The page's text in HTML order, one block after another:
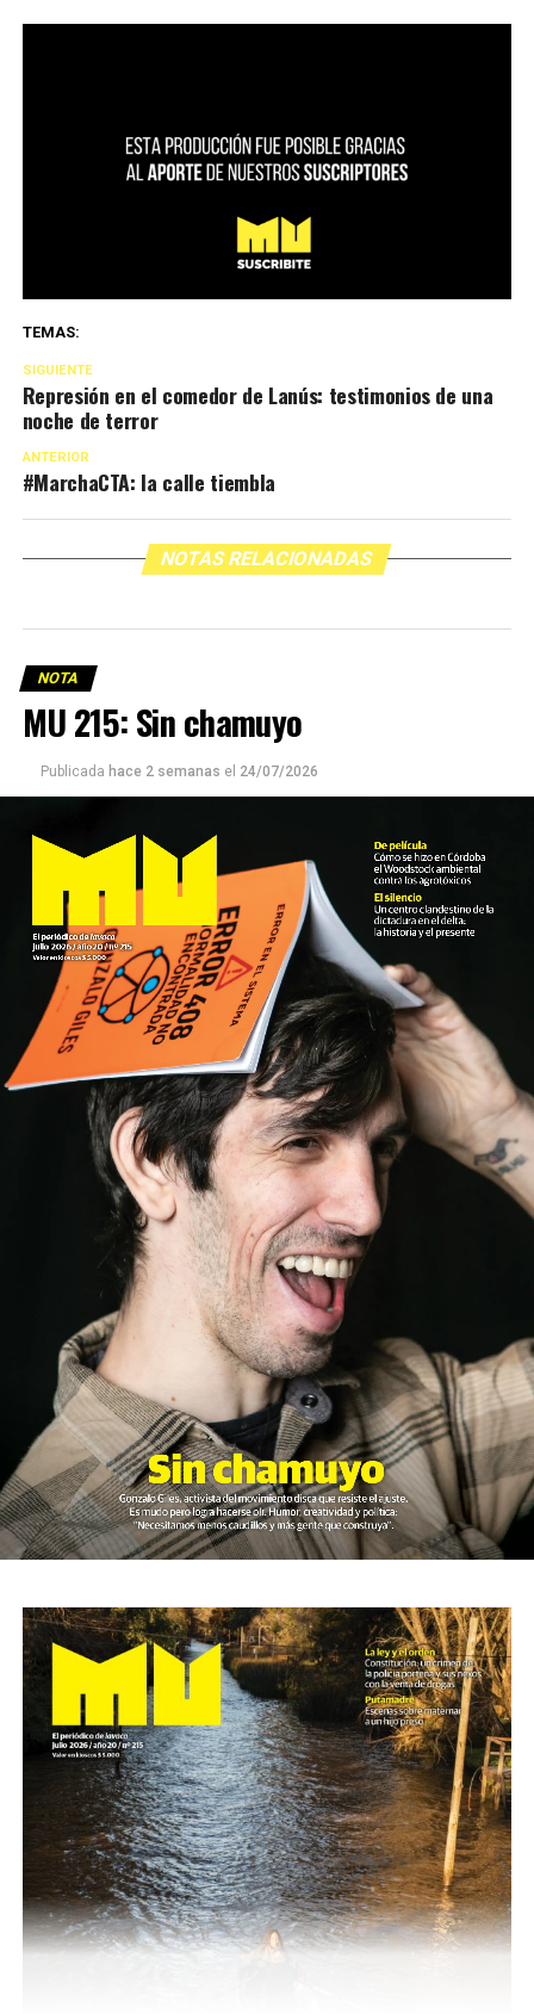
TEMAS:
SIGUIENTE
Represión en el comedor de Lanús: testimonios de una
noche de terror
ANTERIOR
#MarchaCTA: la calle tiembla
NOTAS RELACIONADAS
NOTA
MU 215: Sin chamuyo
Publicada hace 2 semanas el 24/07/2026